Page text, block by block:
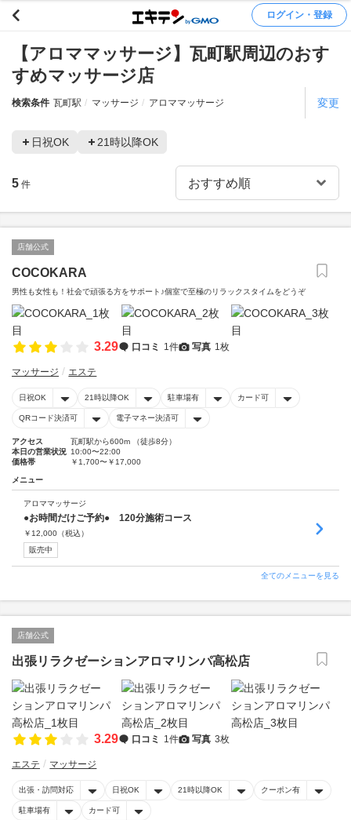
ログイン・登録
【アロママッサージ】瓦町駅周辺のおす
すめマッサージ店
検索条件 瓦町駅 マッサージ アロママッサージ 変更
日祝OK 21時以降OK
5 件
店舗公式
COCOKARA
男性も女性も！社会で頑張る方をサポート♪個室で至極のリラックスタイムをどうぞ
3.29 口コミ 1件 写真 1枚
マッサージ エステ
日祝OK 21時以降OK 駐車場有 カード可
QRコード決済可 電子マネー決済可
アクセス
瓦町駅から600m （徒歩8分）
本日の営業状況 10:00〜22:00
価格帯
￥1,700〜￥17,000
メニュー
アロママッサージ
●お時間だけご予約● 120分施術コース
￥ 12,000 （税込）
販売中
全てのメニューを見る
店舗公式
出張リラクゼーションアロマリンパ高松店
3.29 口コミ 1件 写真 3枚
エステ マッサージ
出張・訪問対応 日祝OK 21時以降OK クーポン有
駐車場有 カード可